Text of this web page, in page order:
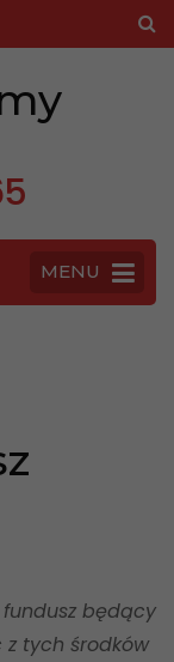
MENU
fundusz będący
z tych środków